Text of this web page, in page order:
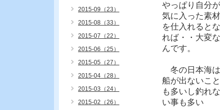
やっぱり自分が
気に入った素材
を仕入れるとな
れば・・大変な
んです。
冬の日本海は
船が出ないこと
も多いし釣れな
い事も多い
2015-09（23）
2015-08（33）
2015-07（22）
2015-06（25）
2015-05（27）
2015-04（28）
2015-03（24）
2015-02（26）